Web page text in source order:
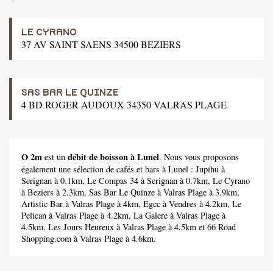
LE CYRANO
37 AV SAINT SAENS 34500 BEZIERS
SAS BAR LE QUINZE
4 BD ROGER AUDOUX 34350 VALRAS PLAGE
O 2m est un débit de boisson à Lunel. Nous vous proposons
également une sélection de cafés et bars à Lunel : Jupihu à
Serignan à 0.1km, Le Compas 34 à Serignan à 0.7km, Le Cyrano
à Beziers à 2.3km, Sas Bar Le Quinze à Valras Plage à 3.9km,
Artistic Bar à Valras Plage à 4km, Egcc à Vendres à 4.2km, Le
Pelican à Valras Plage à 4.2km, La Galere à Valras Plage à
4.5km, Les Jours Heureux à Valras Plage à 4.5km et 66 Road
Shopping.com à Valras Plage à 4.6km.